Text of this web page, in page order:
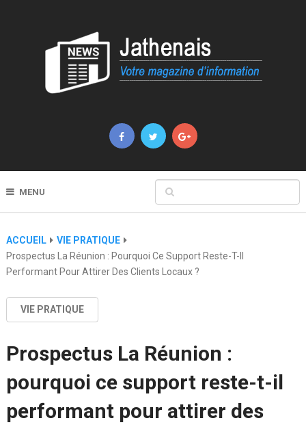
MENU
ACCUEIL
VIE PRATIQUE
Prospectus La Réunion : Pourquoi Ce Support Reste-T-Il
Performant Pour Attirer Des Clients Locaux ?
VIE PRATIQUE
Prospectus La Réunion :
pourquoi ce support reste-t-il
performant pour attirer des